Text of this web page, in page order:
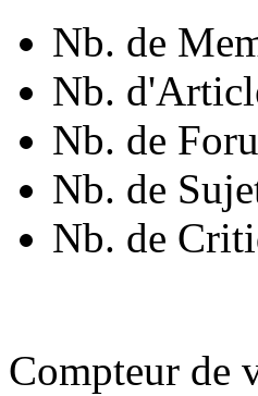
Nb. de
Nb.
Nb. de
Nb. de
Nb. de
Compteur de